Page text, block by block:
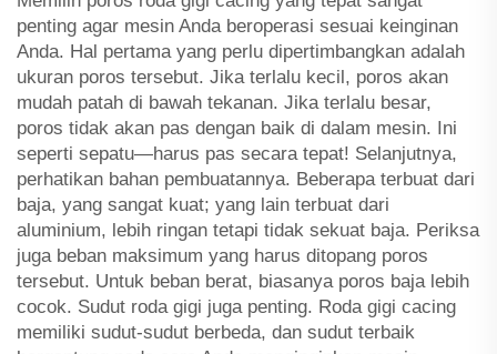
penting agar mesin Anda beroperasi sesuai keinginan
Anda. Hal pertama yang perlu dipertimbangkan adalah
ukuran poros tersebut. Jika terlalu kecil, poros akan
mudah patah di bawah tekanan. Jika terlalu besar,
poros tidak akan pas dengan baik di dalam mesin. Ini
seperti sepatu—harus pas secara tepat! Selanjutnya,
perhatikan bahan pembuatannya. Beberapa terbuat dari
baja, yang sangat kuat; yang lain terbuat dari
aluminium, lebih ringan tetapi tidak sekuat baja. Periksa
juga beban maksimum yang harus ditopang poros
tersebut. Untuk beban berat, biasanya poros baja lebih
cocok. Sudut roda gigi juga penting. Roda gigi cacing
memiliki sudut-sudut berbeda, dan sudut terbaik